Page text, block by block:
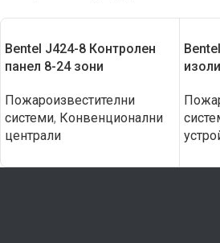
Bentel J424-8 Контролен
панел 8-24 зони
Пожароизвестителни
системи, Конвенционални
централи